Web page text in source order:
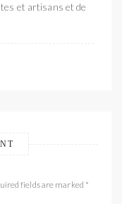
et artisans et de
fields are marked *